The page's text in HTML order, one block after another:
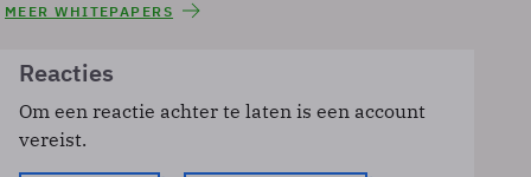
MEER WHITEPAPERS
Reacties
Om een reactie achter te laten is een account
vereist.